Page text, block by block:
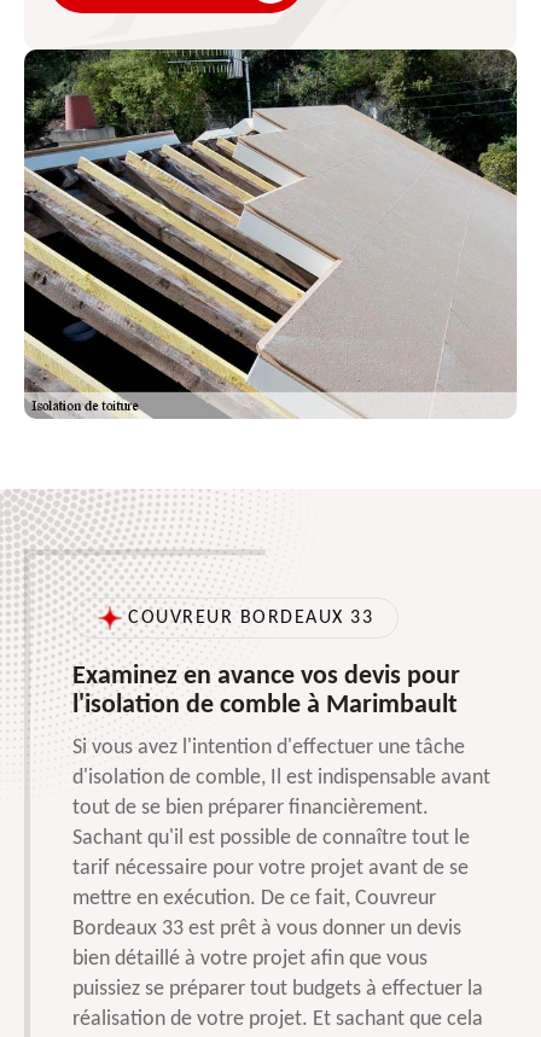
COUVREUR BORDEAUX 33
Examinez en avance vos devis pour
l'isolation de comble à Marimbault
Si vous avez l'intention d'effectuer une tâche
d'isolation de comble, Il est indispensable avant
tout de se bien préparer financièrement.
Sachant qu'il est possible de connaître tout le
tarif nécessaire pour votre projet avant de se
mettre en exécution. De ce fait, Couvreur
Bordeaux 33 est prêt à vous donner un devis
bien détaillé à votre projet afin que vous
puissiez se préparer tout budgets à effectuer la
réalisation de votre projet. Et sachant que cela